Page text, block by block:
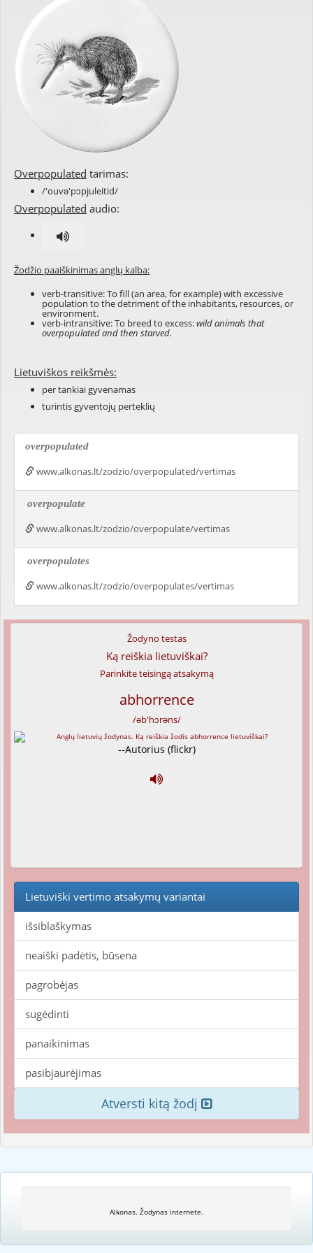
Overpopulated tarimas:
/'ouvə'pɔpjuleitid/
Overpopulated audio:
Žodžio paaiškinimas anglų kalba:
verb-transitive: To fill (an area, for example) with excessive
population to the detriment of the inhabitants, resources, or
environment.
verb-intransitive: To breed to excess:wild animals that
overpopulated and then starved.
Lietuviškos reikšmės:
per tankiai gyvenamas
turintis gyventojų perteklių
overpopulated
www.alkonas.lt/zodzio/overpopulated/vertimas
overpopulate
www.alkonas.lt/zodzio/overpopulate/vertimas
overpopulates
www.alkonas.lt/zodzio/overpopulates/vertimas
Žodyno testas
Ką reiškia lietuviškai?
Parinkite teisingą atsakymą
abhorrence
/əb'hɔrəns/
--Autorius (flickr)
Lietuviški vertimo atsakymų variantai
išsiblaškymas
neaiški padėtis, būsena
pagrobėjas
sugėdinti
panaikinimas
pasibjaurėjimas
Atversti kitą žodį
Alkonas. Žodynas internete.